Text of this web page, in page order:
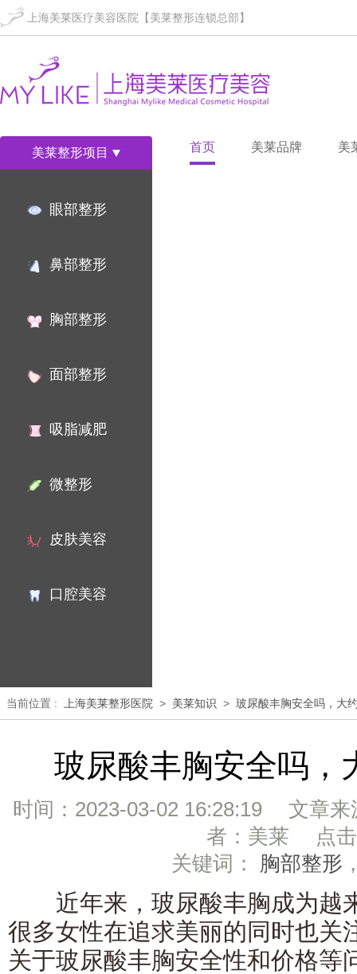
上海美莱医疗美容医院【美莱整形连锁总部】
美莱整形项目
眼部整形
鼻部整形
胸部整形
面部整形
吸脂减肥
微整形
皮肤美容
口腔美容
首页 美莱品牌 美
当前位置 : 上海美莱整形医院 > 美莱知识 > 玻尿酸丰胸安全吗，大
玻尿酸丰胸安全吗，
时间：2023-03-02 16:28:19 文章来
者：美莱 点击
关键词： 胸部整形
近年来，玻尿酸丰胸成为越
很多女性在追求美丽的同时也关
关于玻尿酸丰胸安全性和价格等